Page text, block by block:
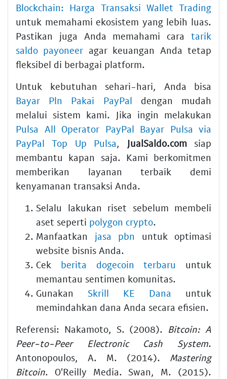
Blockchain: Harga Transaksi Wallet Trading
untuk memahami ekosistem yang lebih luas.
Pastikan juga Anda memahami cara tarik
saldo payoneer agar keuangan Anda tetap
fleksibel di berbagai platform.
Untuk kebutuhan sehari-hari, Anda bisa
Bayar Pln Pakai PayPal dengan mudah
melalui sistem kami. Jika ingin melakukan
Pulsa All Operator PayPal Bayar Pulsa via
PayPal Top Up Pulsa, JualSaldo.comsiap
membantu kapan saja. Kami berkomitmen
memberikan layanan terbaik demi
kenyamanan transaksi Anda.
Selalu lakukan riset sebelum membeli
aset seperti polygon crypto.
Manfaatkan jasa pbn untuk optimasi
website bisnis Anda.
Cek berita dogecoin terbaru untuk
memantau sentimen komunitas.
Gunakan Skrill KE Dana untuk
memindahkan dana Anda secara efisien.
Referensi: Nakamoto, S. (2008). Bitcoin: A
Peer-to-Peer Electronic Cash System.
Antonopoulos, A. M. (2014). Mastering
Bitcoin. O'Reilly Media. Swan, M. (2015).